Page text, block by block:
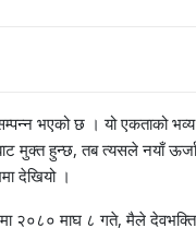
भएको छ । यो एकताको
मुक्त हुन्छ, तब त्यसले नयाँ
देखियो ।
२०८० माघ ८ गते, मैले